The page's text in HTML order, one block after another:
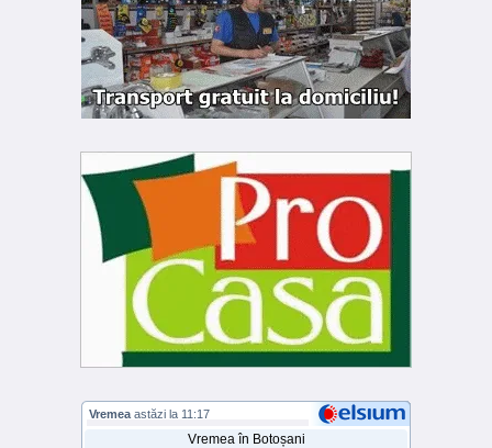
Vremea astăzi la 11:17
Vremea în Botoșani